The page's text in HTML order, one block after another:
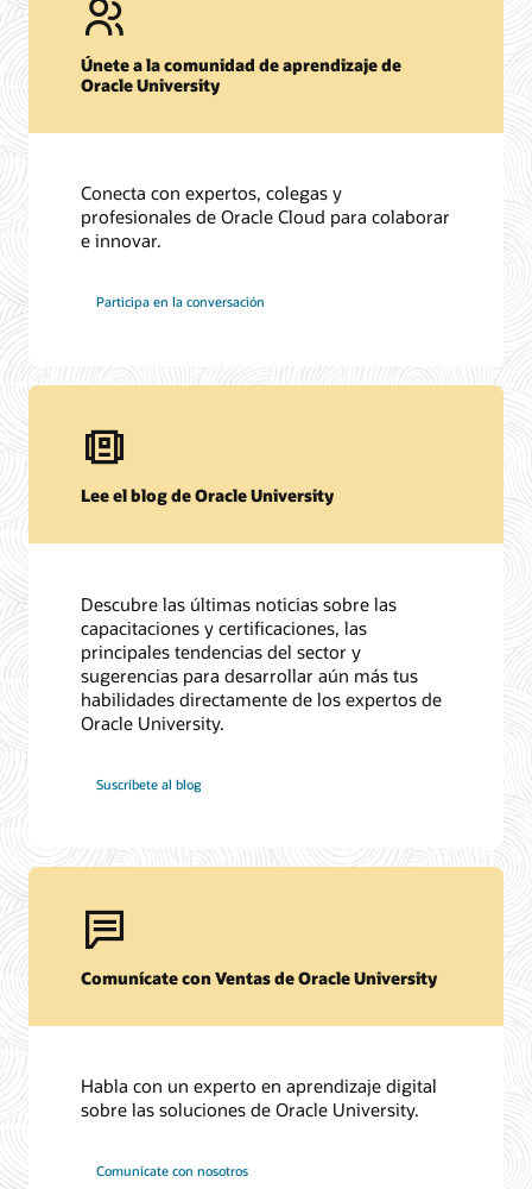
Únete a la comunidad de aprendizaje de
Oracle University
Conecta con expertos, colegas y
profesionales de Oracle Cloud para colaborar
e innovar.
Participa en la conversación
Lee el blog de Oracle University
Descubre las últimas noticias sobre las
capacitaciones y certificaciones, las
principales tendencias del sector y
sugerencias para desarrollar aún más tus
habilidades directamente de los expertos de
Oracle University.
Suscríbete al blog
Comunícate con Ventas de Oracle University
Habla con un experto en aprendizaje digital
sobre las soluciones de Oracle University.
Comunícate con nosotros